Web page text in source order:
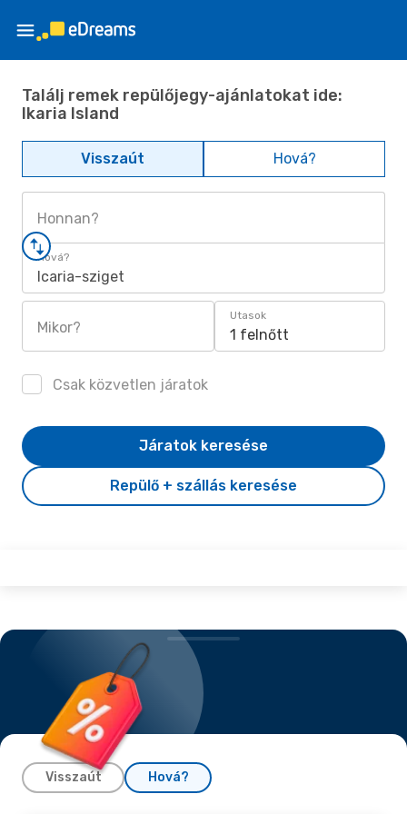
Találj remek repülőjegy-ajánlatokat ide:
Ikaria Island
Visszaút Hová?
Honnan?
Hová?
Icaria-sziget
Mikor?
Utasok
1 felnőtt
Csak közvetlen járatok
Repülő + szállás keresése
Járatok keresése
Visszaút Hová?